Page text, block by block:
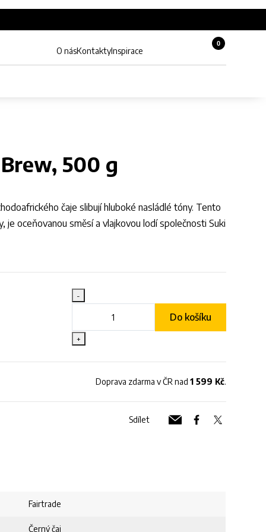
O násKontaktyInspirace
0
Košík, 0
500 g
čaje slibují hluboké nasládlé tóny. Tento
oceňovanou směsí a vlajkovou lodí společnosti Suki
-
+
Do košíku
Doprava zdarma v ČR nad 1 599 Kč.
Sdílet
Fairtrade
Černý čaj